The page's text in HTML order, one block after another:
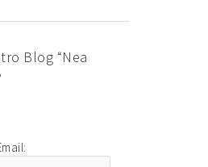
Blog “Nea